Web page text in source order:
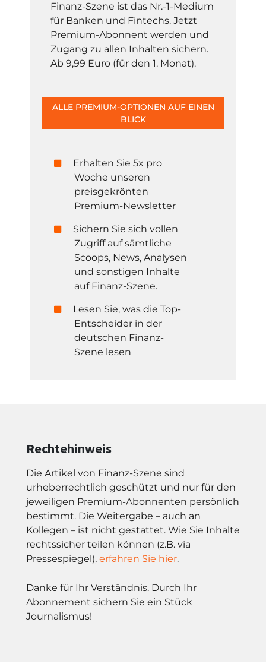
Finanz-Szene ist das Nr.-1-Medium
für Banken und Fintechs. Jetzt
Premium-Abonnent werden und
Zugang zu allen Inhalten sichern.
Ab 9,99 Euro (für den 1. Monat).
ALLE PREMIUM-OPTIONEN AUF EINEN
BLICK
Erhalten Sie 5x pro
Woche unseren
preisgekrönten
Premium-Newsletter
Sichern Sie sich vollen
Zugriff auf sämtliche
Scoops, News, Analysen
und sonstigen Inhalte
auf Finanz-Szene.
Lesen Sie, was die Top-
Entscheider in der
deutschen Finanz-
Szene lesen
Rechtehinweis
Die Artikel von Finanz-Szene sind
urheberrechtlich geschützt und nur für den
jeweiligen Premium-Abonnenten persönlich
bestimmt. Die Weitergabe – auch an
Kollegen – ist nicht gestattet. Wie Sie Inhalte
rechtssicher teilen können (z.B. via
Pressespiegel), erfahren Sie hier.
Danke für Ihr Verständnis. Durch Ihr
Abonnement sichern Sie ein Stück
Journalismus!